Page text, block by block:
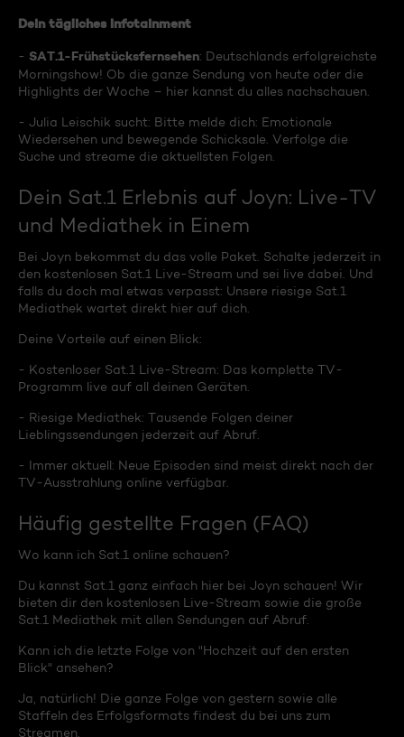
Dein tägliches Infotainment
- SAT.1-Frühstücksfernsehen: Deutschlands erfolgreichste
Morningshow! Ob die ganze Sendung von heute oder die
Highlights der Woche – hier kannst du alles nachschauen.
- Julia Leischik sucht: Bitte melde dich: Emotionale
Wiedersehen und bewegende Schicksale. Verfolge die
Suche und streame die aktuellsten Folgen.
Dein Sat.1 Erlebnis auf Joyn: Live-TV
und Mediathek in Einem
Bei Joyn bekommst du das volle Paket. Schalte jederzeit in
den kostenlosen Sat.1 Live-Stream und sei live dabei. Und
falls du doch mal etwas verpasst: Unsere riesige Sat.1
Mediathek wartet direkt hier auf dich.
Deine Vorteile auf einen Blick:
- Kostenloser Sat.1 Live-Stream: Das komplette TV-
Programm live auf all deinen Geräten.
- Riesige Mediathek: Tausende Folgen deiner
Lieblingssendungen jederzeit auf Abruf.
- Immer aktuell: Neue Episoden sind meist direkt nach der
TV-Ausstrahlung online verfügbar.
Häufig gestellte Fragen (FAQ)
Wo kann ich Sat.1 online schauen?
Du kannst Sat.1 ganz einfach hier bei Joyn schauen! Wir
bieten dir den kostenlosen Live-Stream sowie die große
Sat.1 Mediathek mit allen Sendungen auf Abruf.
Kann ich die letzte Folge von "Hochzeit auf den ersten
Blick" ansehen?
Ja, natürlich! Die ganze Folge von gestern sowie alle
Staffeln des Erfolgsformats findest du bei uns zum
Streamen.